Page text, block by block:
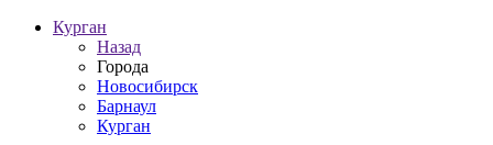
Курган
Назад
Города
Новосибирск
Барнаул
Курган